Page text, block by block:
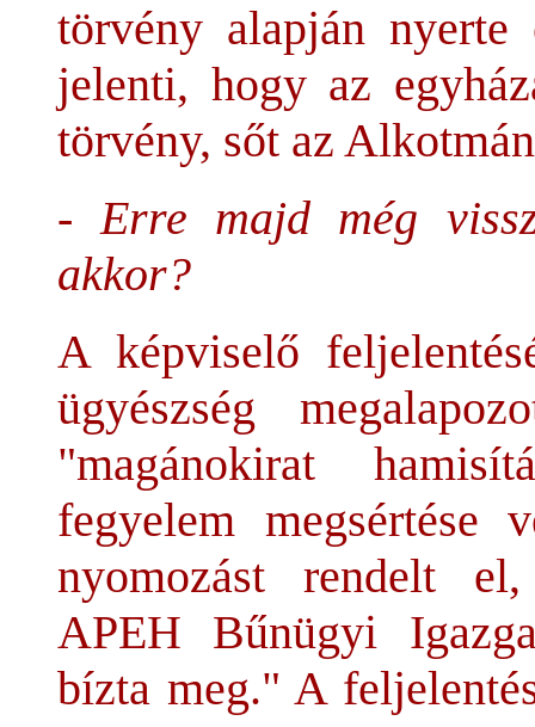
törvény alapján
jelenti, hogy az
törvény, sőt az
- Erre majd még
akkor?
A képviselő
ügyészség
"magánokirat
fegyelem megsértése
nyomozást rendelt
APEH Bűnügyi
bízta meg." A